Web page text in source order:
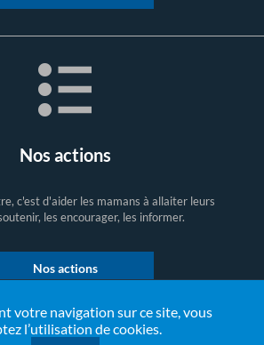
votre navigation sur ce site, vous
l’utilisation de cookies.
Nos actions
c'est d'aider les mamans à allaiter leurs
les encourager, les informer.
Nos actions